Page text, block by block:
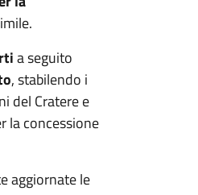
a seguito
, stabilendo i
del Cratere e
la concessione
aggiornate le